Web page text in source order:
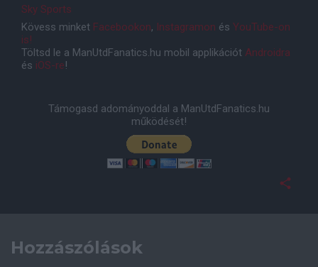
Sky Sports
Kövess minket Facebookon, Instagramon és YouTube-on
is!
Töltsd le a ManUtdFanatics.hu mobil applikációt Androidra
és iOS-re!
Támogasd adományoddal a ManUtdFanatics.hu
működését!
Hozzászólások